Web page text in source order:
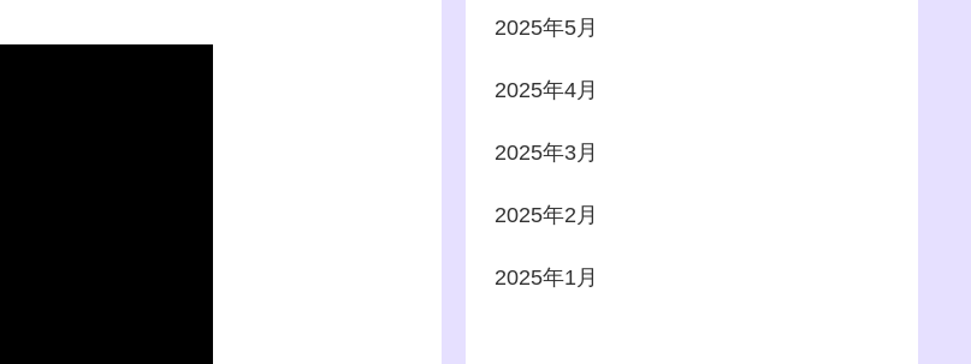
2025年5月
2025年4月
2025年3月
2025年2月
2025年1月